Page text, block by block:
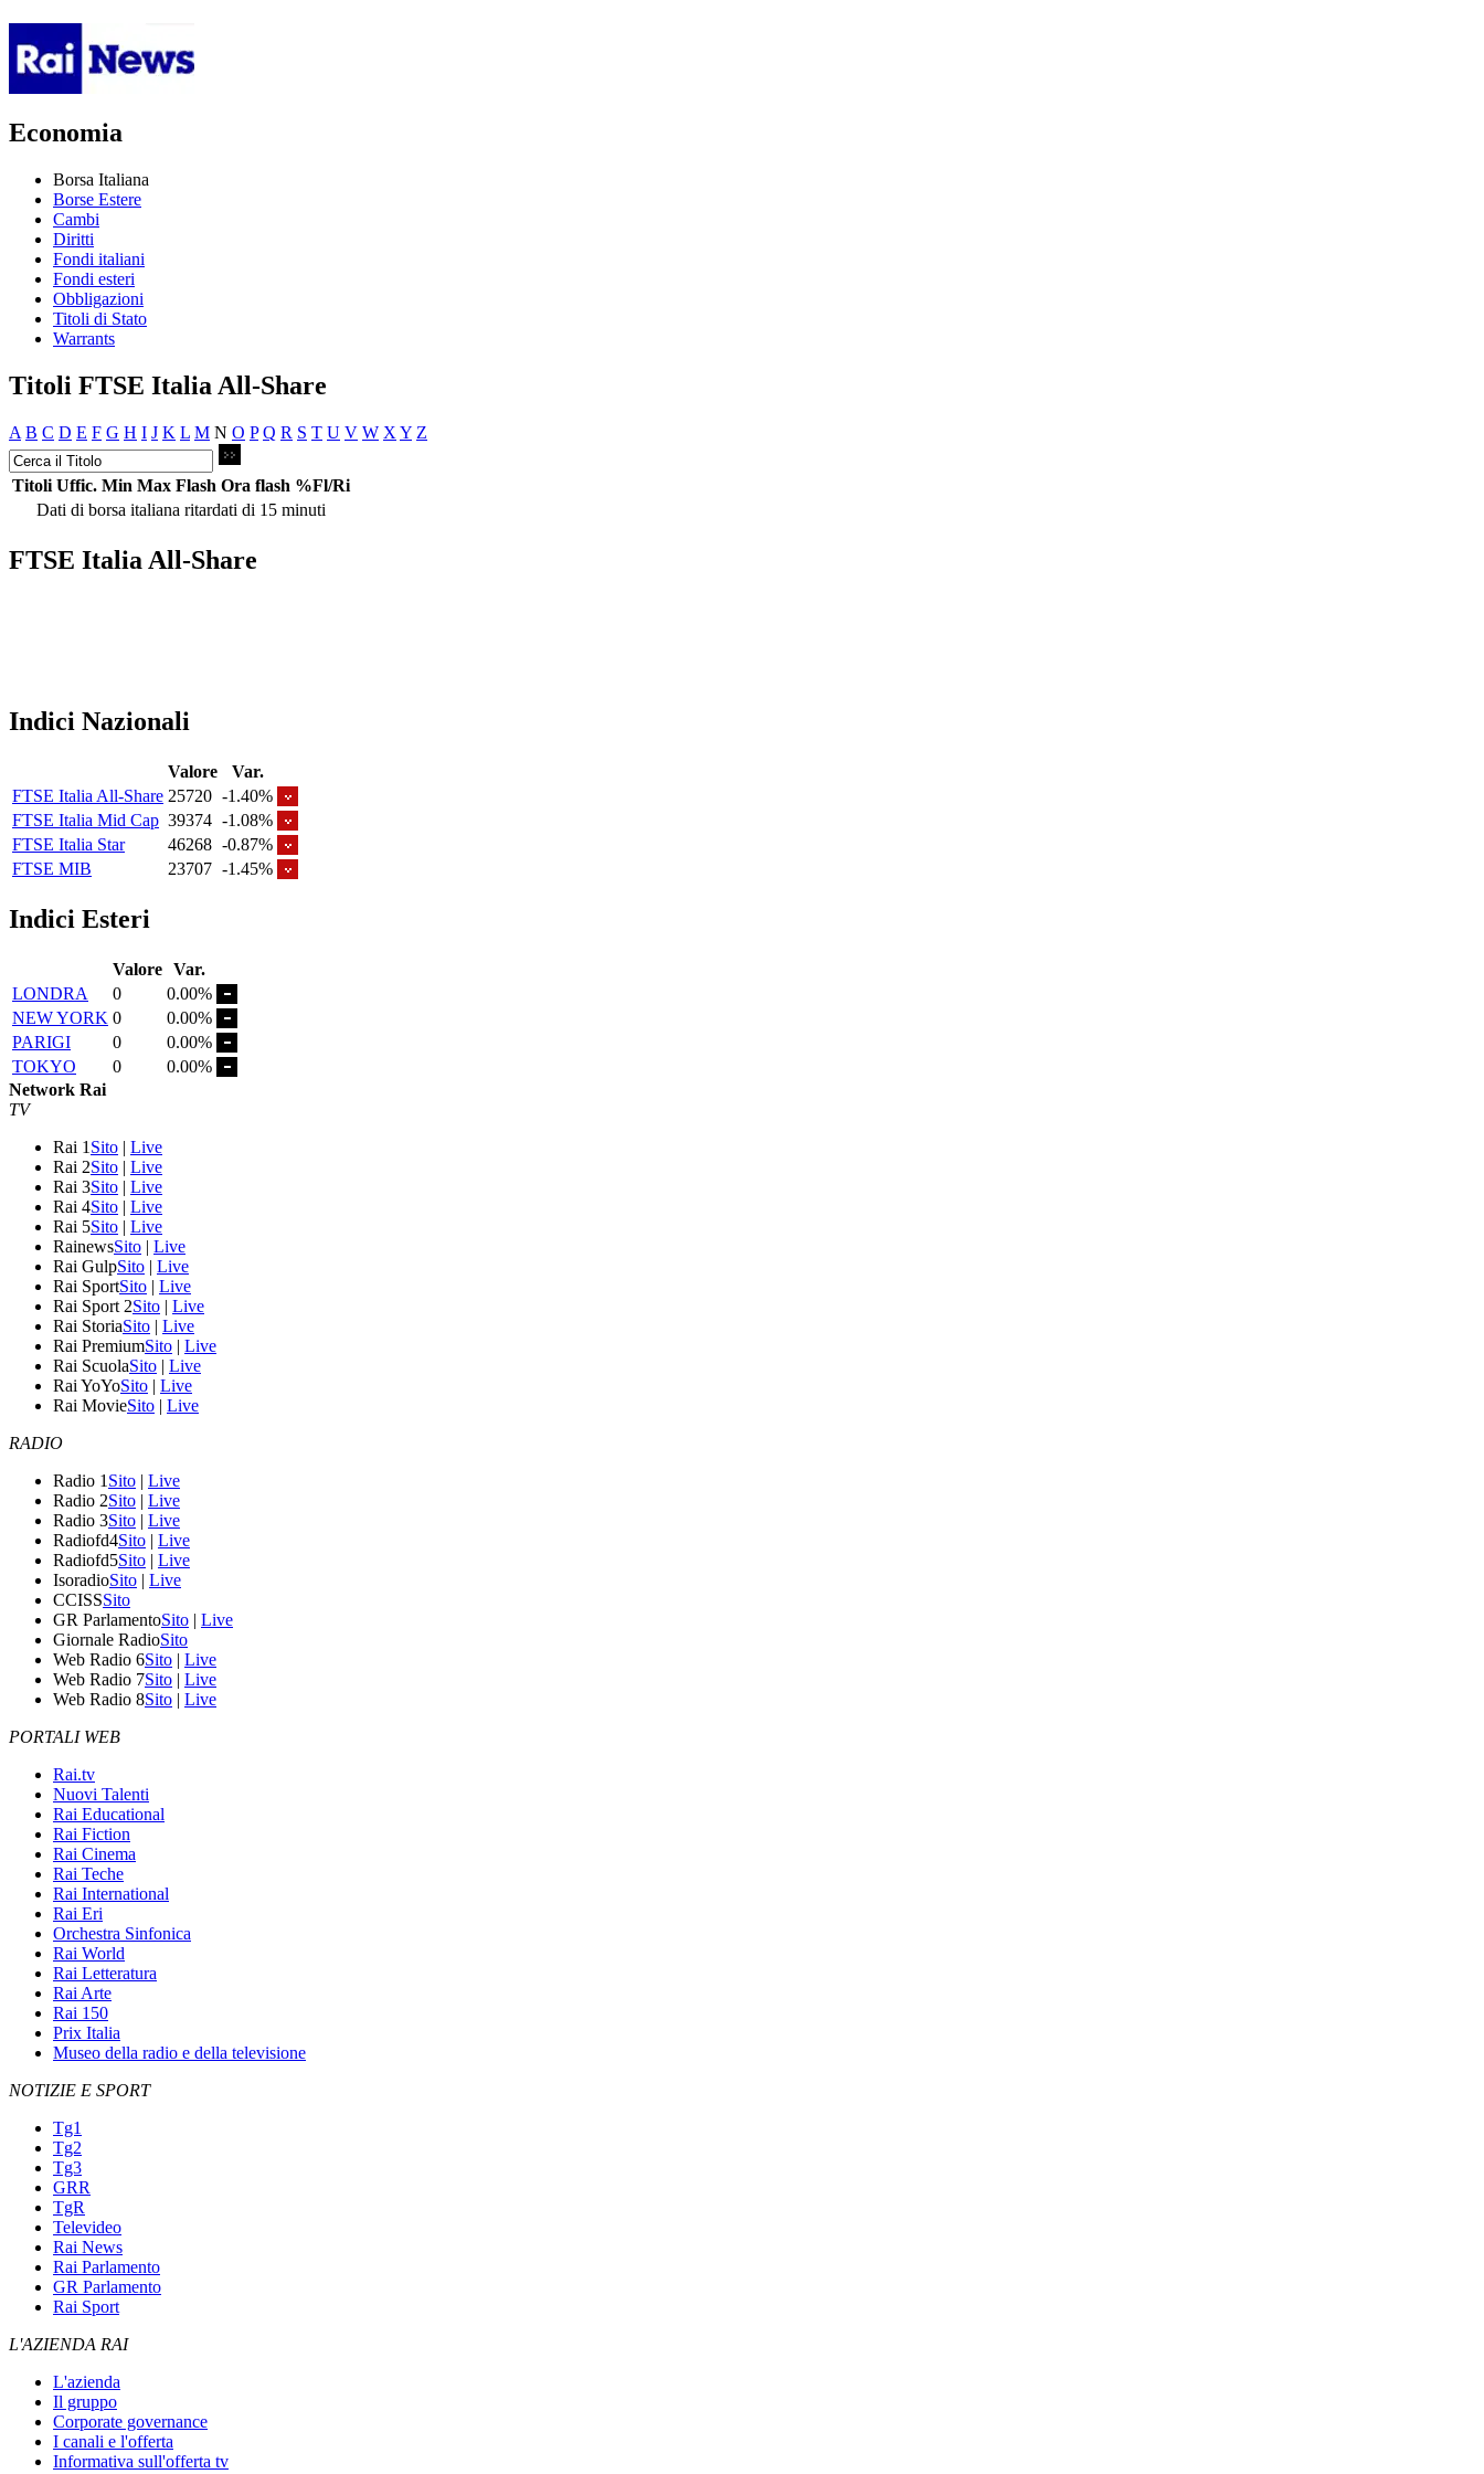
Economia
Borsa Italiana
Borse Estere
Cambi
Diritti
Fondi italiani
Fondi esteri
Obbligazioni
Titoli di Stato
Warrants
Titoli FTSE Italia All-Share
A B C D E F G H I J K L M N O P Q R S T U V W X Y Z
Titoli Uffic. Min Max Flash Ora flash %Fl/Ri
Dati di borsa italiana ritardati di 15 minuti
FTSE Italia All-Share
Indici Nazionali
Valore
Var.
FTSE Italia All-Share 25720 -1.40%
FTSE Italia Mid Cap 39374 -1.08%
FTSE Italia Star
46268 -0.87%
FTSE MIB
23707 -1.45%
Indici Esteri
Valore Var.
LONDRA
0
0.00%
NEW YORK 0
0.00%
PARIGI
0
0.00%
TOKYO
0
0.00%
Network Rai
TV
Rai 1 Sito | Live
Rai 2Sito | Live
Rai 3Sito | Live
Rai 4Sito | Live
Rai 5Sito | Live
RainewsSito | Live
Rai GulpSito | Live
Rai SportSito | Live
Rai Sport 2Sito | Live
Rai StoriaSito | Live
Rai PremiumSito | Live
Rai ScuolaSito | Live
Rai YoYoSito | Live
Rai MovieSito | Live
RADIO
Radio 1 Sito | Live
Radio 2Sito | Live
Radio 3Sito | Live
Radiofd4Sito | Live
Radiofd5Sito | Live
IsoradioSito | Live
CCISSSito
GR ParlamentoSito | Live
Giornale RadioSito
Web Radio 6Sito | Live
Web Radio 7Sito | Live
Web Radio 8Sito | Live
PORTALI WEB
Rai.tv
Nuovi Talenti
Rai Educational
Rai Fiction
Rai Cinema
Rai Teche
Rai International
Rai Eri
Orchestra Sinfonica
Rai World
Rai Letteratura
Rai Arte
Rai 150
Prix Italia
Museo della radio e della televisione
NOTIZIE E SPORT
Tg1
Tg2
Tg3
GRR
TgR
Televideo
Rai News
Rai Parlamento
GR Parlamento
Rai Sport
L'AZIENDA RAI
L'azienda
Il gruppo
Corporate governance
I canali e l'offerta
Informativa sull'offerta tv